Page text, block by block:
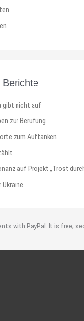
Berichte
gibt nicht auf
zur Berufung
zum Auftanken
auf Projekt „Trost
Ukraine